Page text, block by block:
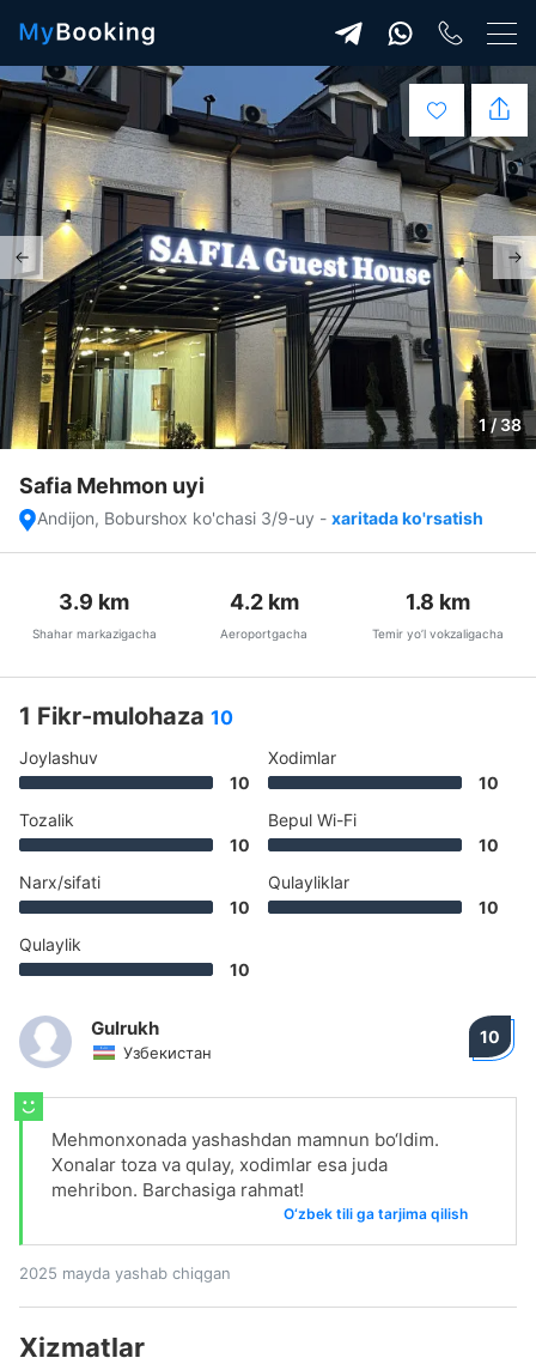
1 / 38
Safia Mehmon uyi
Andijon, Boburshox ko'chasi 3/9-uy - xaritada ko'rsatish
3.9 km
Shahar markazigacha
4.2km
Aeroportgacha
1.8 km
Temir yo’l vokzaligacha
1 Fikr-mulohaza 10
Joylashuv
10
Tozalik
10
Narx/sifati
10
Qulaylik
10
Xodimlar
10
Bepul Wi-Fi
10
Qulayliklar
10
Gulrukh
Узбекистан
10
Mehmonxonada yashashdan mamnun bo‘ldim.
Xonalar toza va qulay, xodimlar esa juda
mehribon. Barchasiga rahmat!
O‘zbek tili ga tarjima qilish
2025 mayda yashab chiqgan
Xizmatlar